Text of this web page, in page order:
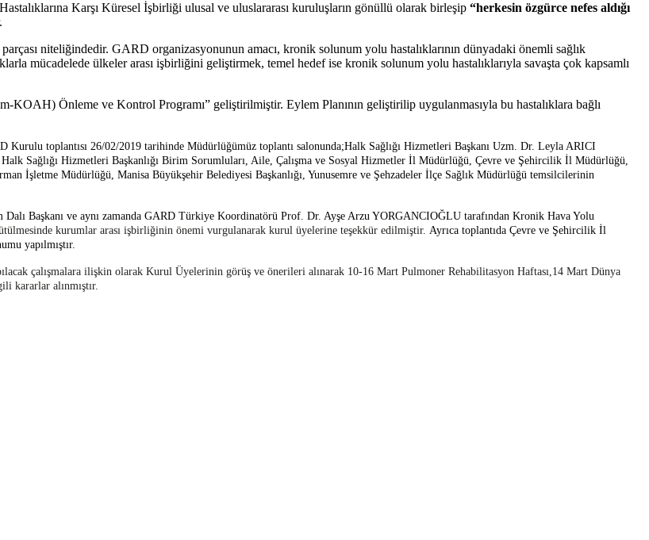
Karşı Küresel İşbirliği ulusal ve uluslararası kuruluşların gönüllü olarak birleşip “herkesin özgürce nefes aldığı
niteliğindedir. GARD organizasyonunun amacı, kronik solunum yolu hastalıklarının dünyadaki önemli sağlık
mücadelede ülkeler arası işbirliğini geliştirmek, temel hedef ise kronik solunum yolu hastalıklarıyla savaşta çok kapsamlı
Önleme ve Kontrol Programı” geliştirilmiştir. Eylem Planının geliştirilip uygulanmasıyla bu hastalıklara bağlı
Kurulu toplantısı 26/02/2019 tarihinde Müdürlüğümüz toplantı salonunda;Halk Sağlığı Hizmetleri Başkanı Uzm. Dr. Leyla ARICI
Sağlığı Hizmetleri Başkanlığı Birim Sorumluları, Aile, Çalışma ve Sosyal Hizmetler İl Müdürlüğü, Çevre ve Şehircilik İl Müdürlüğü,
İşletme Müdürlüğü, Manisa Büyükşehir Belediyesi Başkanlığı, Yunusemre ve Şehzadeler İlçe Sağlık Müdürlüğü temsilcilerinin
Dalı Başkanı ve aynı zamanda GARD Türkiye Koordinatörü Prof. Dr. Ayşe Arzu YORGANCIOĞLU tarafından Kronik Hava Yolu
kurumlar arası işbirliğinin önemi vurgulanarak kurul üyelerine teşekkür edilmiştir. Ayrıca toplantıda Çevre ve Şehircilik İl
yapılmıştır.
çalışmalara ilişkin olarak Kurul Üyelerinin görüş ve önerileri alınarak 10-16 Mart Pulmoner Rehabilitasyon Haftası,14 Mart Dünya
kararlar alınmıştır.